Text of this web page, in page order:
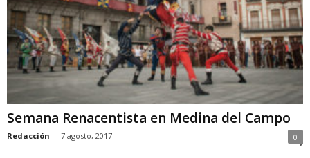
Semana Renacentista en Medina del Campo
Redacción - 7 agosto, 2017 0